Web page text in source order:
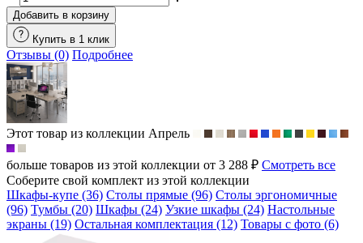
Добавить в корзину
Купить в 1 клик
Отзывы (0) Подробнее
Этот товар из коллекции Апрель
больше товаров из этой коллекции от 3 288 ₽ Смотреть все
Соберите свой комплект из этой коллекции
Шкафы-купе (36) Столы прямые (96) Столы эргономичные
(96) Тумбы (20) Шкафы (24) Узкие шкафы (24) Настольные
экраны (19) Остальная комплектация (12) Товары с фото (6)